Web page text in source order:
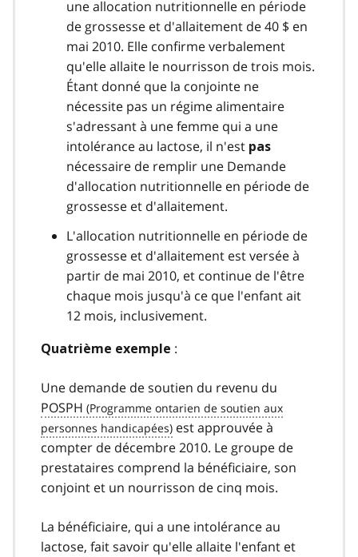
une allocation nutritionnelle en période
de grossesse et d'allaitement de 40 $ en
mai 2010. Elle confirme verbalement
qu'elle allaite le nourrisson de trois mois.
Étant donné que la conjointe ne
nécessite pas un régime alimentaire
s'adressant à une femme qui a une
intolérance au lactose, il n'est pas
nécessaire de remplir une Demande
d'allocation nutritionnelle en période de
grossesse et d'allaitement.
L'allocation nutritionnelle en période de
grossesse et d'allaitement est versée à
partir de mai 2010, et continue de l'être
chaque mois jusqu'à ce que l'enfant ait
12 mois, inclusivement.
Quatrième exemple :
Une demande de soutien du revenu du
POSPH
est approuvée à
compter de décembre 2010. Le groupe de
prestataires comprend la bénéficiaire, son
conjoint et un nourrisson de cinq mois.
La bénéficiaire, qui a une intolérance au
lactose, fait savoir qu'elle allaite l'enfant et